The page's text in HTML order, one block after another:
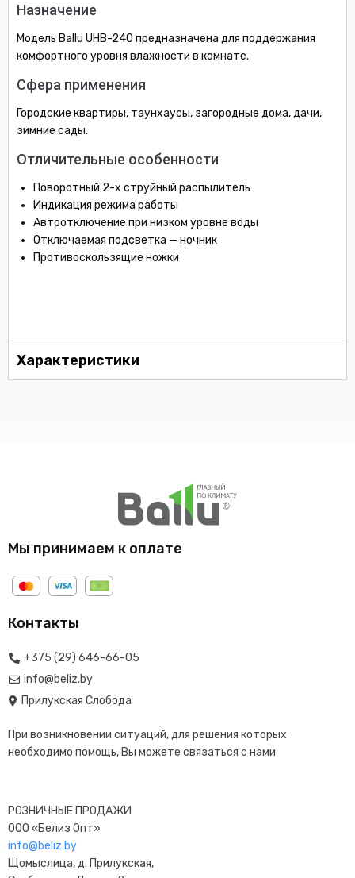
Назначение
Модель Ballu UHB-240 предназначена для поддержания
комфортного уровня влажности в комнате.
Сфера применения
Городские квартиры, таунхаусы, загородные дома, дачи,
зимние сады.
Отличительные особенности
Поворотный 2-х струйный распылитель
Индикация режима работы
Автоотключение при низком уровне воды
Отключаемая подсветка — ночник
Противоскользящие ножки
Характеристики
Мы принимаем к оплате
Контакты
+375 (29) 646-66-05
info@beliz.by
Прилукская Слобода
При возникновении ситуаций, для решения которых
необходимо помощь, Вы можете связаться с нами
РОЗНИЧНЫЕ ПРОДАЖИ
ООО «Белиз Опт»
info@beliz.by
Щомыслица, д. Прилукская,